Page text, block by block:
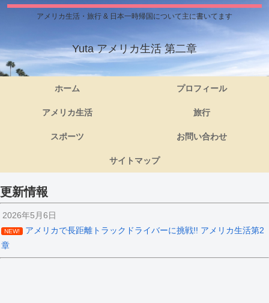
アメリカ生活・旅行 & 日本一時帰国について主に書いてます
Yuta アメリカ生活 第二章
ホーム プロフィール
アメリカ生活 旅行
スポーツ お問い合わせ
サイトマップ
更新情報
2026年5月6日
NEW!
アメリカで長距離トラックドライバーに挑戦!! アメリカ生活第2
章